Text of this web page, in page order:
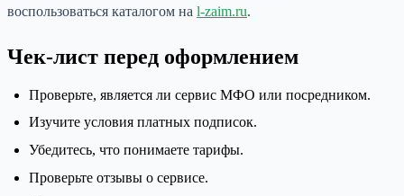
воспользоваться каталогом на l-zaim.ru.
Чек-лист перед оформлением
Проверьте, является ли сервис МФО или посредником.
Изучите условия платных подписок.
Убедитесь, что понимаете тарифы.
Проверьте отзывы о сервисе.